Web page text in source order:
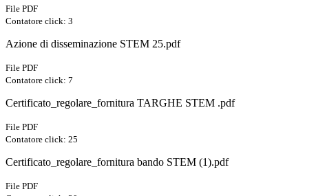
File PDF
Contatore click: 3
Azione di disseminazione STEM 25.pdf
File PDF
Contatore click: 7
Certificato_regolare_fornitura TARGHE STEM .pdf
File PDF
Contatore click: 25
Certificato_regolare_fornitura bando STEM (1).pdf
File PDF